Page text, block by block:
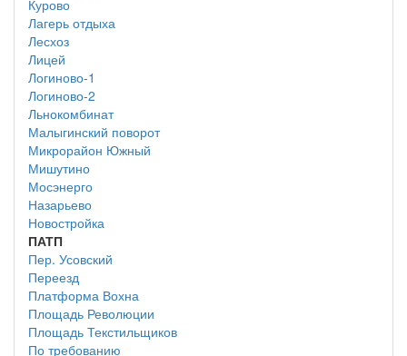
Курово
Лагерь отдыха
Лесхоз
Лицей
Логиново-1
Логиново-2
Льнокомбинат
Малыгинский поворот
Микрорайон Южный
Мишутино
Мосэнерго
Назарьево
Новостройка
ПАТП
Пер. Усовский
Переезд
Платформа Вохна
Площадь Революции
Площадь Текстильщиков
По требованию